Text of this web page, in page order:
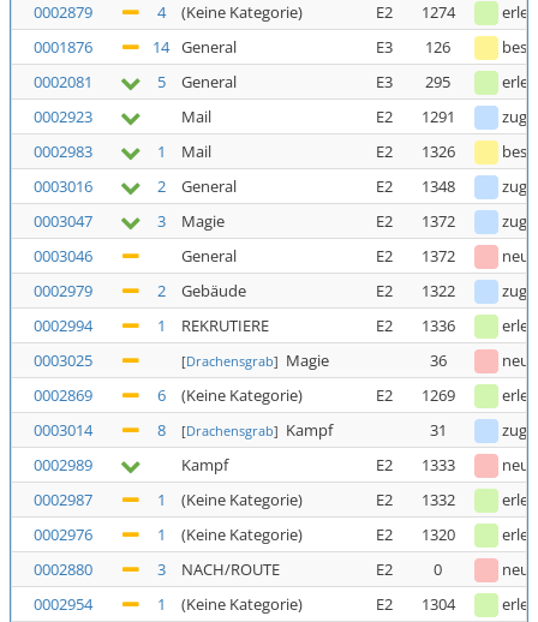
0002879
4 (Keine Kategorie) E2 1274
0001876
14 General E3 126
0002081
5 General E3 295
0002923
Mail E2 1291
0002983
1 Mail E2 1326
0003016
2 General E2 1348
0003047
3 Magie E2 1372
0003046
General E2 1372
neu
0002979
2 Gebäude E2 1322
0002994
1 REKRUTIERE E2 1336
0003025
[Drachensgrab] Magie 36
neu
0002869
6 (Keine Kategorie) E2 1269
0003014
8 [Drachensgrab] Kampf 31
0002989
Kampf E2 1333
neu
0002987
1 (Keine Kategorie) E2 1332
0002976
1 (Keine Kategorie) E2 1320
0002880
3 NACH/ROUTE E2 0
neu
0002954
1 (Keine Kategorie) E2 1304